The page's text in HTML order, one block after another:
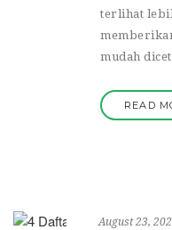
terlihat
mudah
READ
August 23,